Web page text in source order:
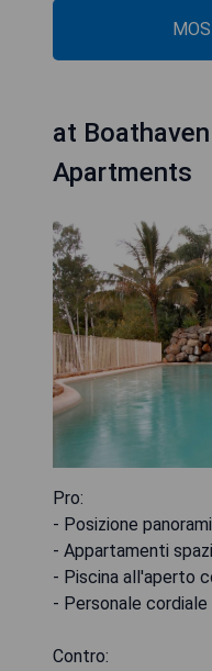
at
Apartments
Pro:
- Posizione
- Appartamenti
- Piscina all'aperto
- Personale cordiale
Contro: